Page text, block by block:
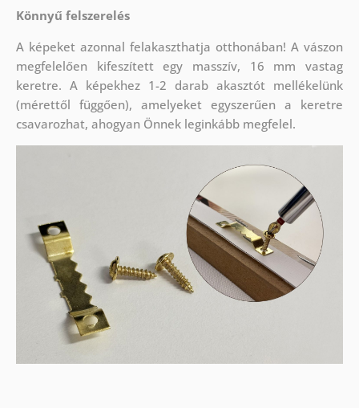
Könnyű felszerelés
A képeket azonnal felakaszthatja otthonában! A vászon
megfelelően kifeszített egy masszív, 16 mm vastag
keretre. A képekhez 1-2 darab akasztót mellékelünk
(mérettől függően), amelyeket egyszerűen a keretre
csavarozhat, ahogyan Önnek leginkább megfelel.